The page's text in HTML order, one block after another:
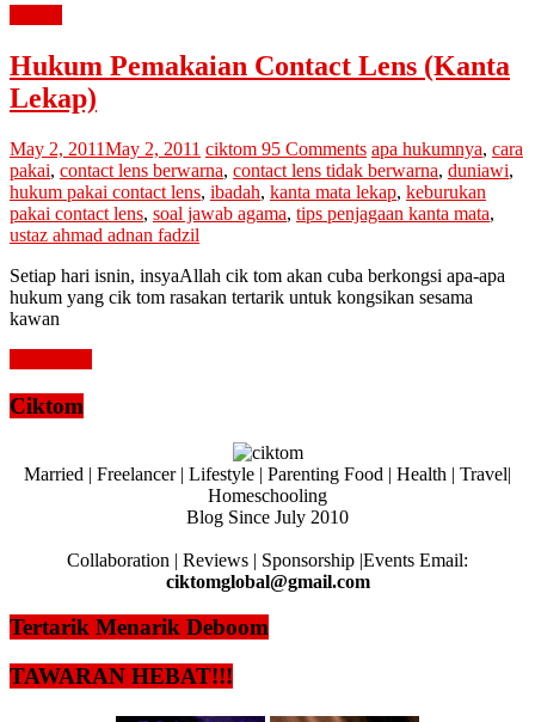
Hukum Pemakaian Contact Lens (Kanta
Lekap)
May 2, 2011May 2, 2011 ciktom 95 Comments apa hukumnya, cara
pakai, contact lens berwarna, contact lens tidak berwarna, duniawi,
hukum pakai contact lens, ibadah, kanta mata lekap, keburukan
pakai contact lens, soal jawab agama, tips penjagaan kanta mata,
ustaz ahmad adnan fadzil
Setiap hari isnin, insyaAllah cik tom akan cuba berkongsi apa-apa
hukum yang cik tom rasakan tertarik untuk kongsikan sesama
kawan
Ciktom
Married | Freelancer | Lifestyle | Parenting Food | Health | Travel|
Homeschooling
Blog Since July 2010
Collaboration | Reviews | Sponsorship |Events Email:
ciktomglobal@gmail.com
Tertarik Menarik Deboom
TAWARAN HEBAT!!!